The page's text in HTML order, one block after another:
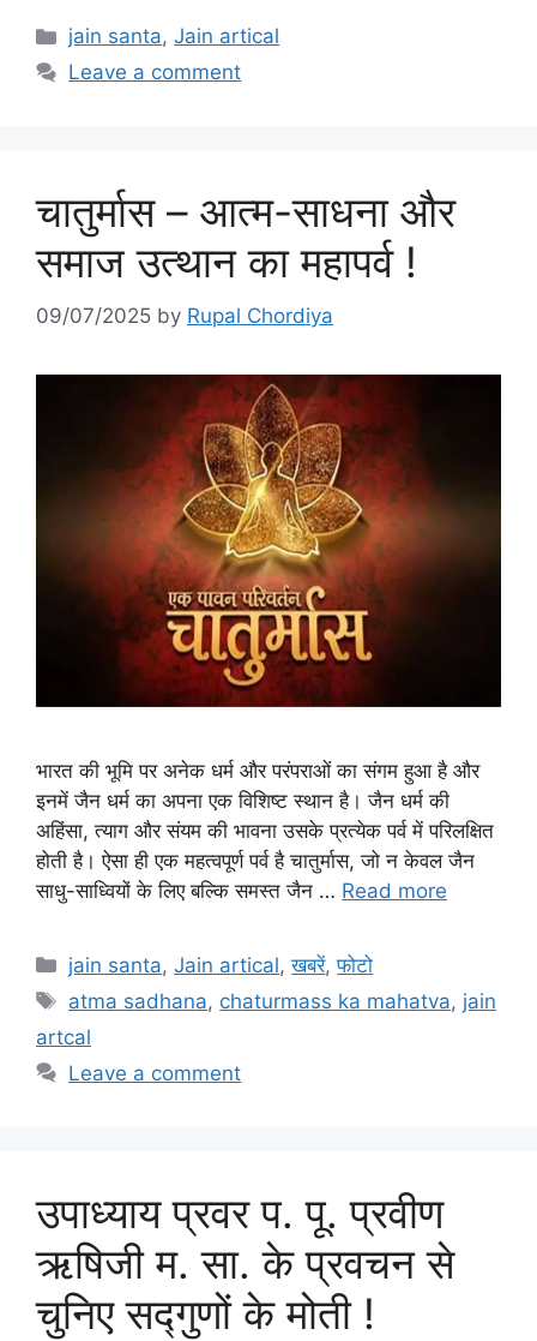
Categories
jain santa,Jain artical
Leave a comment
चातुर्मास – आत्म-साधना और
समाज उत्थान का महापर्व !
09/07/2025 by Rupal Chordiya
भारत की भूमि पर अनेक धर्म और परंपराओं का संगम हुआ है और
इनमें जैन धर्म का अपना एक विशिष्ट स्थान है। जैन धर्म की
अहिंसा, त्याग और संयम की भावना उसके प्रत्येक पर्व में परिलक्षित
होती है। ऐसा ही एक महत्वपूर्ण पर्व है चातुर्मास, जो न केवल जैन
साधु-साध्वियों के लिए बल्कि समस्त जैन … Read more
Categories
jain santa,Jain artical,खबरें,फोटो
Tags
atma sadhana, chaturmass ka mahatva, jain
artcal
Leave a comment
उपाध्याय प्रवर प. पू. प्रवीण
ऋषिजी म. सा. के प्रवचन से
चुनिए सद्गुणों के मोती !